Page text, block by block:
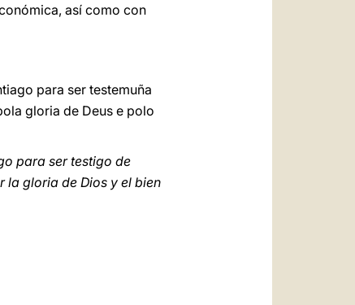
así como con
para ser testemuña
gloria de Deus e polo
para ser testigo de
la gloria de Dios y el bien